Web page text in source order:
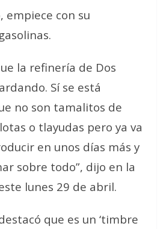
empiece con su
la refinería de Dos
Sí se está
no son tamalitos de
o tlayudas pero ya va
en unos días más y
sobre todo”, dijo en la
lunes 29 de abril.
que es un ‘timbre